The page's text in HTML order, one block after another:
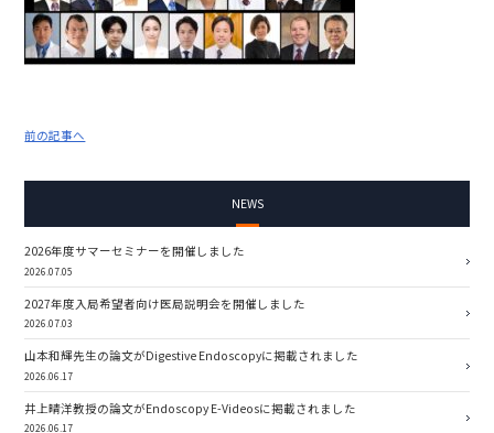
前の記事へ
NEWS
2026年度サマーセミナーを開催しました
2026.07.05
2027年度入局希望者向け医局説明会を開催しました
2026.07.03
山本和輝先生の論文がDigestive Endoscopyに掲載されました
2026.06.17
井上晴洋教授の論文がEndoscopy E-Videosに掲載されました
2026.06.17